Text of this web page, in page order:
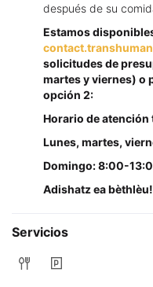
después de su
Estamos
solicitudes de
martes y viernes) o
opción 2:
Horario de atención
Lunes, martes,
Domingo: 8:00-
Adishatz ea bèthlèu!
Servicios